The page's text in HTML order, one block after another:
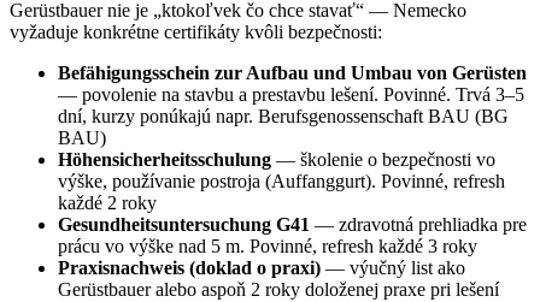
Gerüstbauer nie je „ktokoľvek čo chce stavať“ — Nemecko
vyžaduje konkrétne certifikáty kvôli bezpečnosti:
Befähigungsschein zur Aufbau und Umbau von Gerüsten
— povolenie na stavbu a prestavbu lešení. Povinné. Trvá 3–5
dní, kurzy ponúkajú napr. Berufsgenossenschaft BAU (BG
BAU)
Höhensicherheitsschulung — školenie o bezpečnosti vo
výške, používanie postroja (Auffanggurt). Povinné, refresh
každé 2 roky
Gesundheitsuntersuchung G41 — zdravotná prehliadka pre
prácu vo výške nad 5 m. Povinné, refresh každé 3 roky
Praxisnachweis (doklad o praxi) — výučný list ako
Gerüstbauer alebo aspoň 2 roky doloženej praxe pri lešení